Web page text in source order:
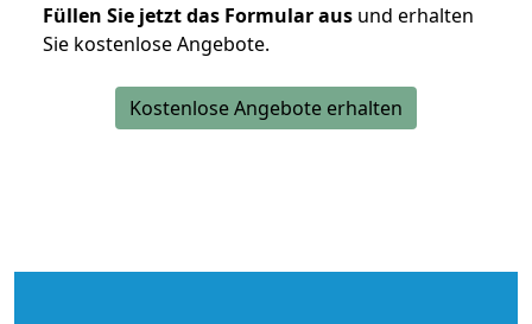
Füllen Sie jetzt das Formular aus und erhalten
Sie kostenlose Angebote.
Kostenlose Angebote erhalten